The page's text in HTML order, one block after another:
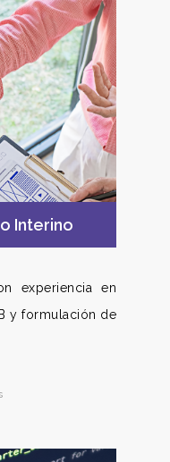
Interino
experiencia en
y formulación de